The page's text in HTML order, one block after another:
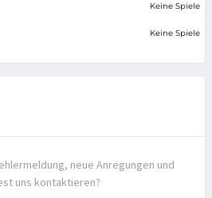
Keine Spiele
Keine Spiele
neue Anregungen und
uns kontaktieren?